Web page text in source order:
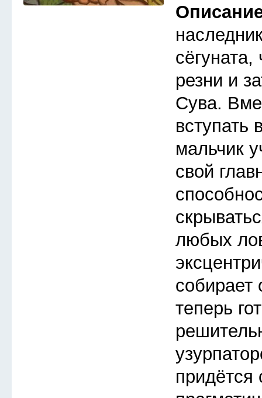
резни и
Сува.
вступать
мальчик
свой
любых
собирает
теперь
придётся